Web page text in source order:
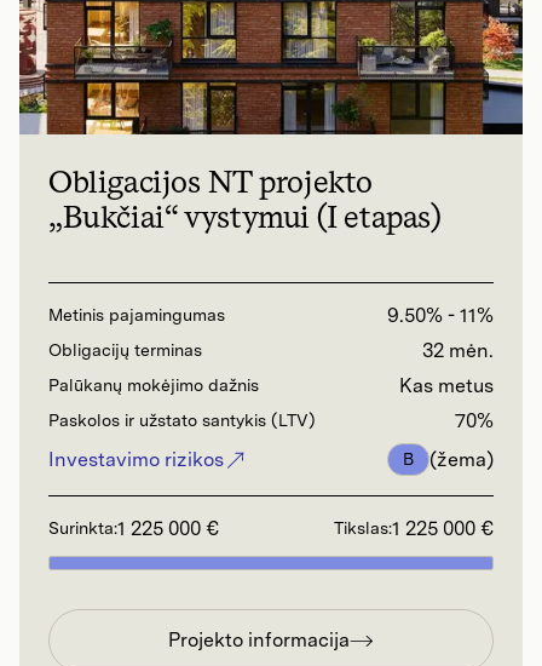
Obligacijos NT projekto
„Bukčiai“ vystymui (I etapas)
Metinis pajamingumas 9.50% - 11%
Obligacijų terminas 32 mėn.
Palūkanų mokėjimo dažnis Kas metus
Paskolos ir užstato santykis (LTV)
70%
Investavimo rizikos
B (žema)
Surinkta:1 225 000 € Tikslas:1 225 000 €
Projekto informacija